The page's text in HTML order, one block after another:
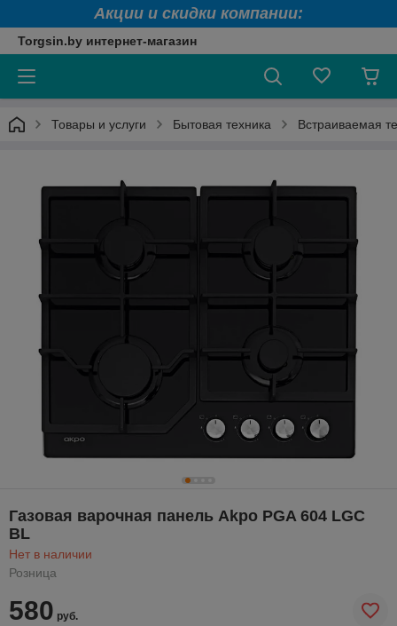
Акции и скидки компании:
Torgsin.by интернет-магазин
Товары и услуги Бытовая техника Встраиваемая
Газовая варочная панель Akpo PGA 604 LGC
BL
Нет в наличии
Розница
580 руб.